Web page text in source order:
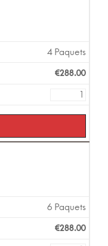
4 Paquets
€288.00
6 Paquets
€288.00